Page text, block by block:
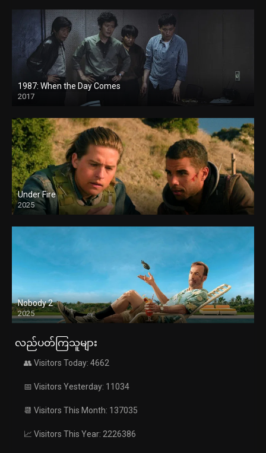
1987: When the Day Comes
2017
Under Fire
2025
Nobody 2
2025
လည်ပတ်ကြသူများ
👥 Visitors Today: 4662
📅 Visitors Yesterday: 11034
📆 Visitors This Month: 137035
📈 Visitors This Year: 2226386